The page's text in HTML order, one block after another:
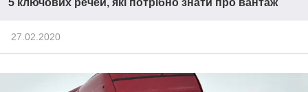
5 ключових речей, які потрібно знати про вантаж
27.02.2020